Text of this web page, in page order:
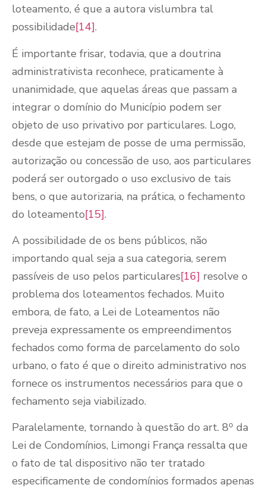
loteamento, é que a autora vislumbra tal
possibilidade[14].
É importante frisar, todavia, que a doutrina
administrativista reconhece, praticamente à
unanimidade, que aquelas áreas que passam a
integrar o domínio do Município podem ser
objeto de uso privativo por particulares. Logo,
desde que estejam de posse de uma permissão,
autorização ou concessão de uso, aos particulares
poderá ser outorgado o uso exclusivo de tais
bens, o que autorizaria, na prática, o fechamento
do loteamento[15].
A possibilidade de os bens públicos, não
importando qual seja a sua categoria, serem
passíveis de uso pelos particulares[16] resolve o
problema dos loteamentos fechados. Muito
embora, de fato, a Lei de Loteamentos não
preveja expressamente os empreendimentos
fechados como forma de parcelamento do solo
urbano, o fato é que o direito administrativo nos
fornece os instrumentos necessários para que o
fechamento seja viabilizado.
Paralelamente, tornando à questão do art. 8o da
Lei de Condomínios, Limongi França ressalta que
o fato de tal dispositivo não ter tratado
especificamente de condomínios formados apenas